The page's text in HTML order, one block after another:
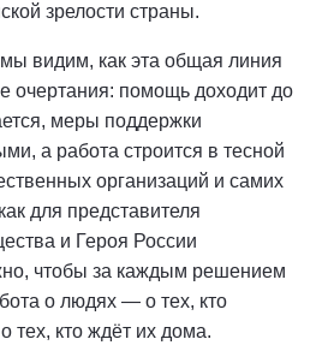
зрелости страны.
видим, как эта общая линия
очертания: помощь доходит до
меры поддержки
а работа строится в тесной
организаций и самих
для представителя
и Героя России
чтобы за каждым решением
о людях — о тех, кто
тех, кто ждёт их дома.